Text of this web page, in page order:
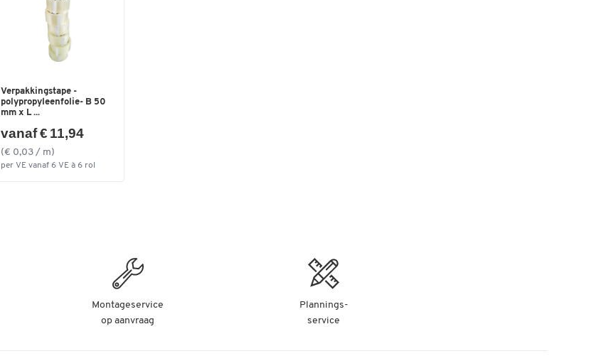
Verpakkingstape -
polypropyleenfolie- B 50
mm x L ...
vanaf € 11,94
(€ 0,03 / m)
per VE vanaf 6 VE à 6 rol
Montageservice
op aanvraag
Plannings-
service